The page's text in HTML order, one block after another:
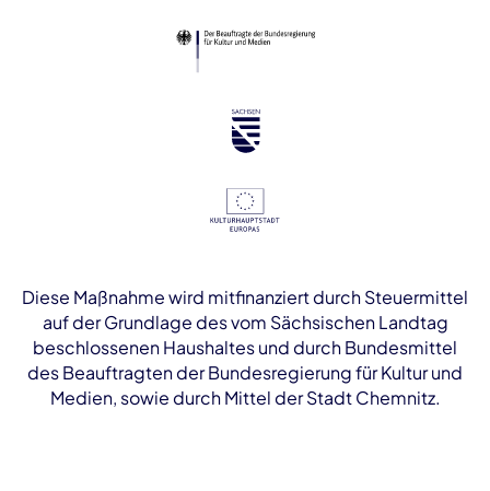
Diese Maßnahme wird mitfinanziert durch Steuermittel
auf der Grundlage des vom Sächsischen Landtag
beschlossenen Haushaltes und durch Bundesmittel
des Beauftragten der Bundesregierung für Kultur und
Medien, sowie durch Mittel der Stadt Chemnitz.